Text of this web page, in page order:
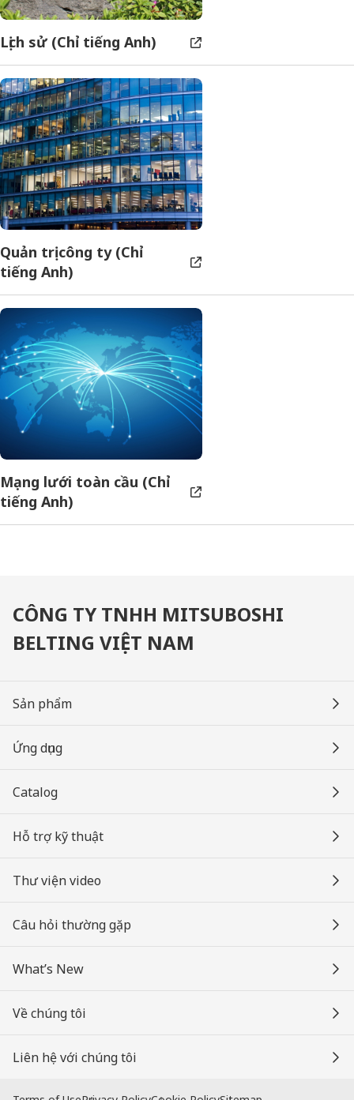
Lịch sử (Chỉ tiếng Anh)
Quản trị công ty (Chỉ
tiếng Anh)
Mạng lưới toàn cầu (Chỉ
tiếng Anh)
CÔNG TY TNHH MITSUBOSHI
BELTING VIỆT NAM
Sản phẩm
Ứng dụng
Catalog
Hỗ trợ kỹ thuật
Thư viện video
Câu hỏi thường gặp
What’s New
Về chúng tôi
Liên hệ với chúng tôi